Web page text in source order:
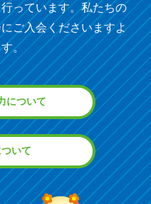
っています。私たちの
ご入会くださいますよ
。
について
いて